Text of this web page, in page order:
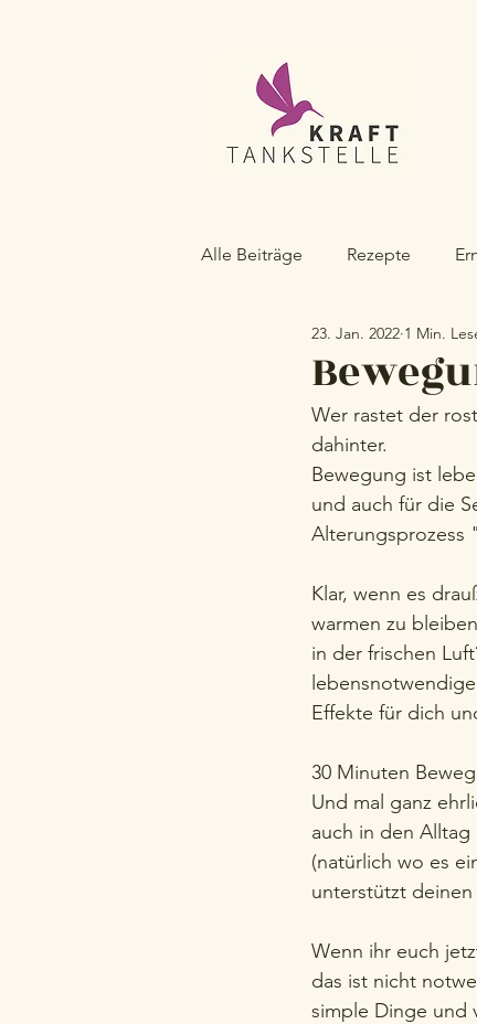
Alle Beiträge Rezepte
#kraftvoll23. Jan. 2022 1 Min.
Wer rastet der
dahinter.
Bewegung ist
und auch für die
Alterungsprozess
Klar, wenn es
warmen zu
in der frischen
Effekte für dich
30 Minuten
Und mal ganz
auch in den
(natürlich wo es
unterstützt
Wenn ihr euch
das ist nicht
simple Dinge und